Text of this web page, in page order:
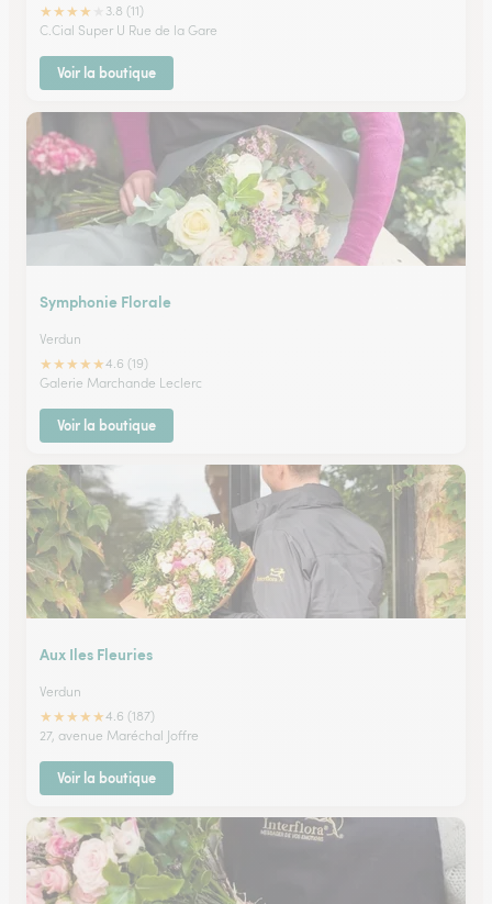
★★★★
3.8 (11)
C.Cial Super U Rue de la Gare
Voir la boutique
Symphonie Florale
Verdun
★★★★★4.6 (19)
Galerie Marchande Leclerc
Voir la boutique
Aux Iles Fleuries
Verdun
★★★★★4.6 (187)
27, avenue Maréchal Joffre
Voir la boutique